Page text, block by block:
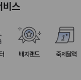
비스
배지랜드 축제달력